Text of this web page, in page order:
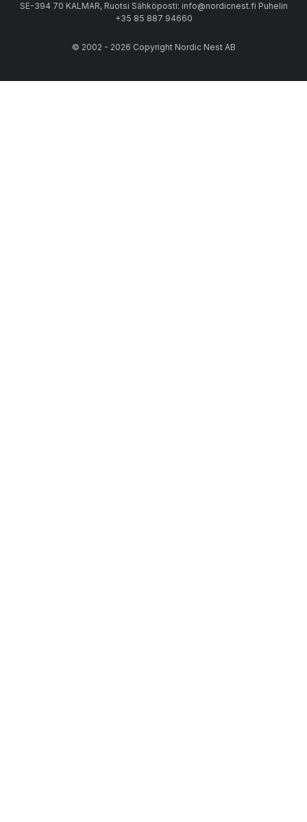
SE-394 70 KALMAR, Ruotsi Sähköposti: info@nordicnest.fi Puhelin
+35 85 887 94660
© 2002 - 2026 Copyright Nordic Nest AB